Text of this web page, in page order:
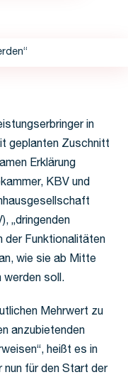
in
geplanten Zuschnitt
Erklärung
KBV und
„dringenden
der Funktionalitäten
wie sie ab Mitte
werden soll.
Mehrwert zu
anzubietenden
heißt es in
nun für den Start der